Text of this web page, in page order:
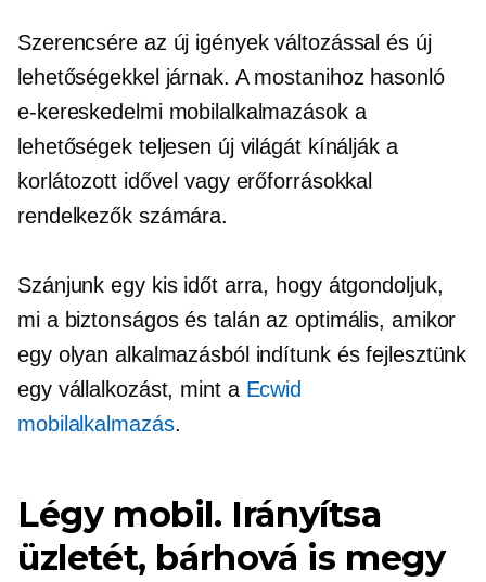
Szerencsére az új igények változással és új
lehetőségekkel járnak. A mostanihoz hasonló
e-kereskedelmi mobilalkalmazások a
lehetőségek teljesen új világát kínálják a
korlátozott idővel vagy erőforrásokkal
rendelkezők számára.
Szánjunk egy kis időt arra, hogy átgondoljuk,
mi a biztonságos és talán az optimális, amikor
egy olyan alkalmazásból indítunk és fejlesztünk
egy vállalkozást, mint a Ecwid
mobilalkalmazás.
Légy mobil. Irányítsa
üzletét, bárhová is megy